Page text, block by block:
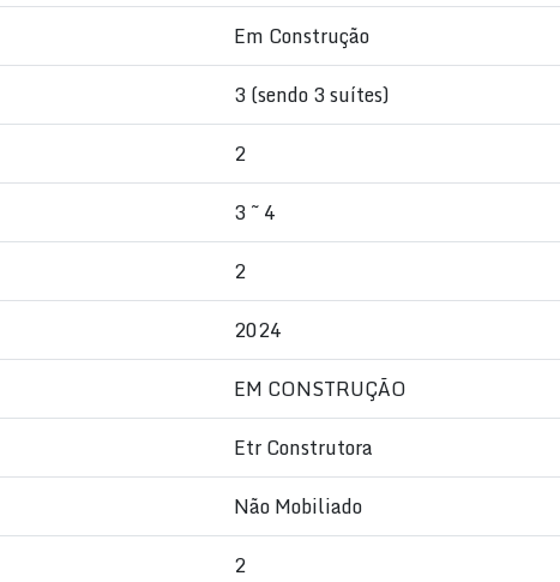
interno de TV
decorados
combina com você.
Em Construção
3 (sendo 3 suítes)
2
3 ~ 4
2
2024
EM CONSTRUÇÃO
Etr Construtora
Não Mobiliado
2